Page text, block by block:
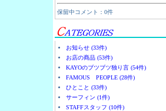
保留中コメント：0件
お知らせ (33件)
お店の商品 (53件)
KAYOのブツブツ独り言 (54件)
FAMOUS PEOPLE (28件)
ひとこと (33件)
サーフィン (1件)
STAFFスタッフ (10件)